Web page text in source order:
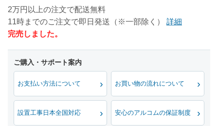
2万円以上の注文で配送無料
11時までのご注文で即日発送（※一部除く）
詳細
完売しました。
お支払い方法について お買い物の流れについて
設置工事日本全国対応 安心のアルコムの保証制度